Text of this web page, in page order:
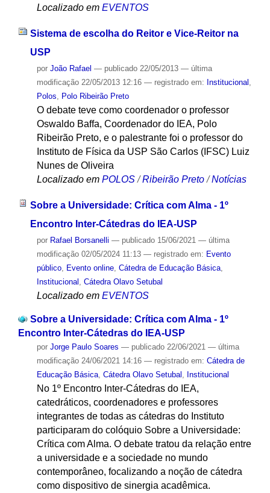
Localizado em EVENTOS
Sistema de escolha do Reitor e Vice-Reitor na
USP
por João Rafael — publicado22/05/2013 — última
modificação22/05/2013 12:16 — registrado em: Institucional ,
Polos, Polo Ribeirão Preto
O debate teve como coordenador o professor
Oswaldo Baffa, Coordenador do IEA, Polo
Ribeirão Preto, e o palestrante foi o professor do
Instituto de Física da USP São Carlos (IFSC) Luiz
Nunes de Oliveira
Localizado em POLOS /Ribeirão Preto /Notícias
Sobre a Universidade: Crítica com Alma - 1º
Encontro Inter-Cátedras do IEA-USP
por Rafael Borsanelli — publicado15/06/2021 — última
modificação02/05/2024 11:13 — registrado em: Evento
público, Evento online, Cátedra de Educação Básica,
Institucional
Cátedra Olavo Setubal
Localizado em EVENTOS
Sobre a Universidade: Crítica com Alma - 1º
Encontro Inter-Cátedras do IEA-USP
por Jorge Paulo Soares — publicado22/06/2021 — última
modificação24/06/2021 14:16 — registrado em: Cátedra de
Educação Básica, Cátedra Olavo Setubal Institucional
No 1º Encontro Inter-Cátedras do IEA,
catedráticos, coordenadores e professores
integrantes de todas as cátedras do Instituto
participaram do colóquio Sobre a Universidade:
Crítica com Alma. O debate tratou da relação entre
a universidade e a sociedade no mundo
contemporâneo, focalizando a noção de cátedra
como dispositivo de sinergia acadêmica.